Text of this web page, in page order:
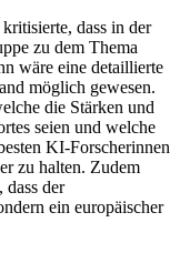
dass in der
zu dem Thema
wäre eine detaillierte
möglich gewesen.
die Stärken und
seien und welche
KI-Forscherinnen
zu halten. Zudem
dass der
ein europäischer